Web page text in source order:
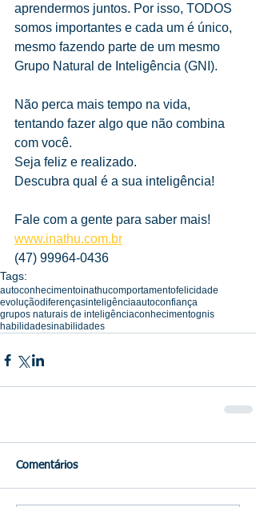
aprendermos juntos. Por isso, TODOS
somos importantes e cada um é único,
mesmo fazendo parte de um mesmo
Grupo Natural de Inteligência (GNI).
Não perca mais tempo na vida,
tentando fazer algo que não combina
com você.
Seja feliz e realizado.
Descubra qual é a sua inteligência!
Fale com a gente para saber mais!
www.inathu.com.br
(47) 99964-0436
Tags:
autoconhecimentoinathucomportamentofelicidade
evoluçãodiferençasinteligênciaautoconfiança
grupos naturais de inteligênciaconhecimentognis
habilidadesinabilidades
Comentários